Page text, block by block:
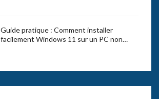
Guide pratique : Comment installer
facilement Windows 11 sur un PC non…